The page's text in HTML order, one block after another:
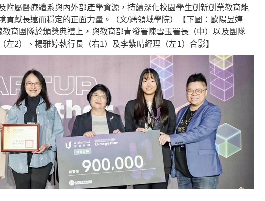
附屬醫療體系與內外部產學資源，持續深化校園學生創新創業教育能
貢獻長遠而穩定的正面力量。（文/跨領域學院）【下圖：歐陽昱婷
教育團隊於頒獎典禮上，與教育部青發署陳雪玉署長（中）以及團隊
左2）、楊雅婷執行長（右1）及李紫晴經理（左1）合影】